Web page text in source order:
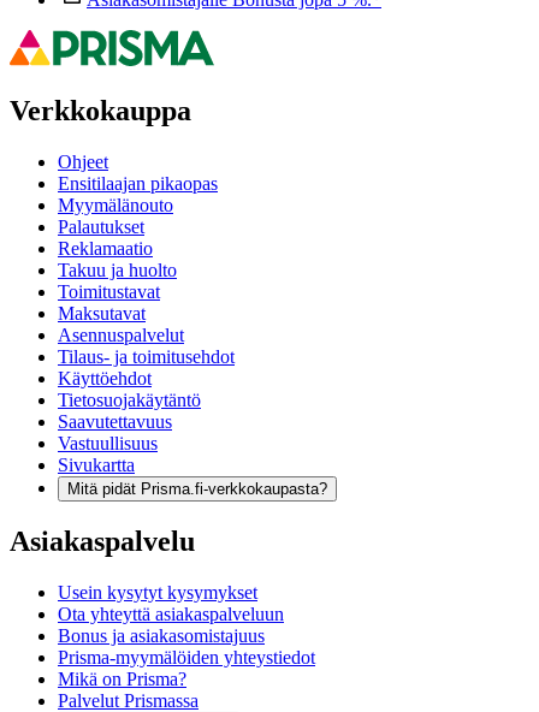
Verkkokauppa
Ohjeet
Ensitilaajan pikaopas
Myymälänouto
Palautukset
Reklamaatio
Takuu ja huolto
Toimitustavat
Maksutavat
Asennuspalvelut
Tilaus- ja toimitusehdot
Käyttöehdot
Tietosuojakäytäntö
Saavutettavuus
Vastuullisuus
Sivukartta
Mitä pidät Prisma.fi-verkkokaupasta?
Asiakaspalvelu
Usein kysytyt kysymykset
Ota yhteyttä asiakaspalveluun
Bonus ja asiakasomistajuus
Prisma-myymälöiden yhteystiedot
Mikä on Prisma?
Palvelut Prismassa